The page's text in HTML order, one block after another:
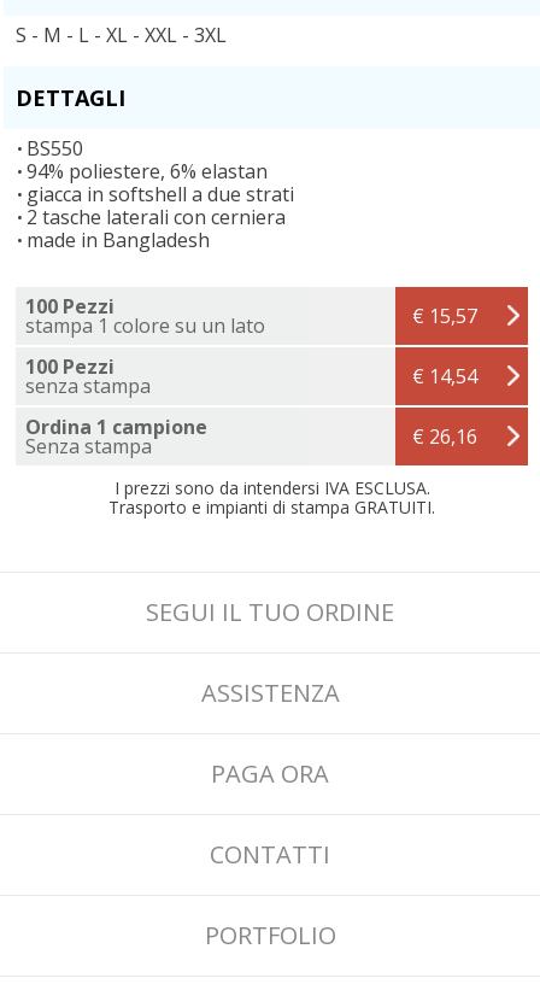
S - M - L - XL - XXL - 3XL
DETTAGLI
BS550
94% poliestere, 6% elastan
giacca in softshell a due strati
2 tasche laterali con cerniera
made in Bangladesh
100 Pezzi
stampa 1 colore su un lato
€ 15,57
100 Pezzi
senza stampa
€ 14,54
Ordina 1 campione
Senza stampa € 26,16
I prezzi sono da intendersi IVA ESCLUSA.
Trasporto e impianti di stampa GRATUITI.
SEGUI IL TUO ORDINE
ASSISTENZA
PAGA ORA
CONTATTI
PORTFOLIO